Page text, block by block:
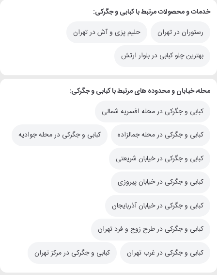
خدمات و محصولات مرتبط با کبابی و جگرکی:
رستوران در تهران
حلیم پزی و آش در تهران
بهترین چلو کبابی در بلوار ارتش
محله، خیابان و محدوده های مرتبط با کبابی و جگرکی:
کبابی و جگرکی در محله افسریه شمالی
کبابی و جگرکی در محله جمالزاده کبابی و جگرکی در محله جوادیه
کبابی و جگرکی در خیابان شریعتی
کبابی و جگرکی در خیابان پیروزی
کبابی و جگرکی در خیابان آذربایجان
کبابی و جگرکی در طرح زوج و فرد تهران
کبابی و جگرکی در غرب تهران کبابی و جگرکی در مرکز تهران